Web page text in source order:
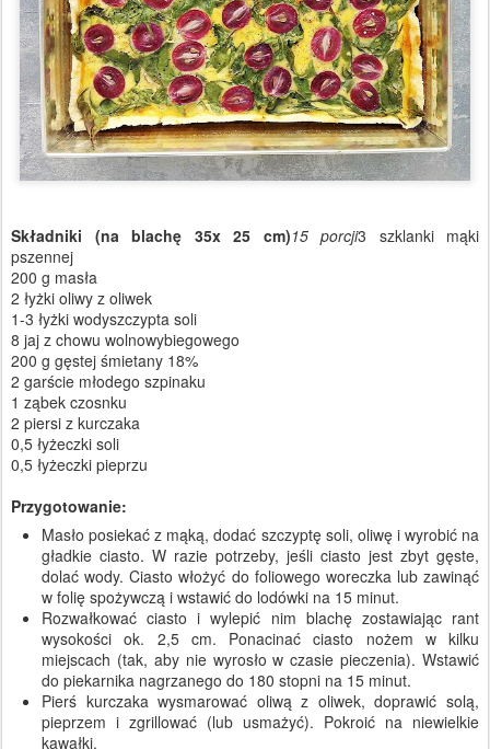
Składniki (na blachę 35x 25 cm)15 porcji3 szklanki mąki
pszennej
200 g masła
2 łyżki oliwy z oliwek
1-3 łyżki wodyszczypta soli
8 jaj z chowu wolnowybiegowego
200 g gęstej śmietany 18%
2 garście młodego szpinaku
1 ząbek czosnku
2 piersi z kurczaka
0,5 łyżeczki soli
0,5 łyżeczki pieprzu
Przygotowanie:
Masło posiekać z mąką, dodać szczyptę soli, oliwę i wyrobić na
gładkie ciasto. W razie potrzeby, jeśli ciasto jest zbyt gęste,
dolać wody. Ciasto włożyć do foliowego woreczka lub zawinąć
w folię spożywczą i wstawić do lodówki na 15 minut.
Rozwałkować ciasto i wylepić nim blachę zostawiając rant
wysokości ok. 2,5 cm. Ponacinać ciasto nożem w kilku
miejscach (tak, aby nie wyrosło w czasie pieczenia). Wstawić
do piekarnika nagrzanego do 180 stopni na 15 minut.
Pierś kurczaka wysmarować oliwą z oliwek, doprawić solą,
pieprzem i zgrillować (lub usmażyć). Pokroić na niewielkie
kawałki.